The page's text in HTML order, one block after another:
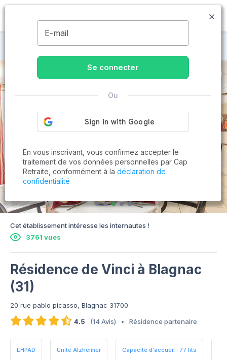
MENU
Maisons de retraite à Blagnac
Cet établissement intéresse les internautes !
3761 vues
Résidence de Vinci à Blagnac
(31)
20 rue pablo picasso, Blagnac 31700
4.5
(14 Avis) • Résidence partenaire
EHPAD Unité Alzheimer Capacité d'accueil : 77 lits
E-mail
Se connecter
Ou
En vous inscrivant, vous confirmez accepter le
traitement de vos données personnelles par Cap
Retraite, conformément à la déclaration de
confidentialité